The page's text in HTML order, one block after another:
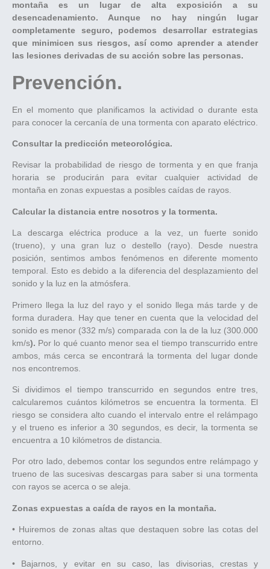
montaña es un lugar de alta exposición a su
desencadenamiento. Aunque no hay ningún lugar
completamente seguro, podemos desarrollar estrategias
que minimicen sus riesgos, así como aprender a atender
las lesiones derivadas de su acción sobre las personas.
Prevención.
En el momento que planificamos la actividad o durante esta
para conocer la cercanía de una tormenta con aparato eléctrico.
Consultar la predicción meteorológica.
Revisar la probabilidad de riesgo de tormenta y en que franja
horaria se producirán para evitar cualquier actividad de
montaña en zonas expuestas a posibles caídas de rayos.
Calcular la distancia entre nosotros y la tormenta.
La descarga eléctrica produce a la vez, un fuerte sonido
(trueno), y una gran luz o destello (rayo). Desde nuestra
posición, sentimos ambos fenómenos en diferente momento
temporal. Esto es debido a la diferencia del desplazamiento del
sonido y la luz en la atmósfera.
Primero llega la luz del rayo y el sonido llega más tarde y de
forma duradera. Hay que tener en cuenta que la velocidad del
sonido es menor (332 m/s) comparada con la de la luz (300.000
km/s). Por lo qué cuanto menor sea el tiempo transcurrido entre
ambos, más cerca se encontrará la tormenta del lugar donde
nos encontremos.
Si dividimos el tiempo transcurrido en segundos entre tres,
calcularemos cuántos kilómetros se encuentra la tormenta. El
riesgo se considera alto cuando el intervalo entre el relámpago
y el trueno es inferior a 30 segundos, es decir, la tormenta se
encuentra a 10 kilómetros de distancia.
Por otro lado, debemos contar los segundos entre relámpago y
trueno de las sucesivas descargas para saber si una tormenta
con rayos se acerca o se aleja.
Zonas expuestas a caída de rayos en la montaña.
• Huiremos de zonas altas que destaquen sobre las cotas del
entorno.
• Bajarnos, y evitar en su caso, las divisorias, crestas y